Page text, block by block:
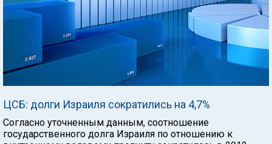
ЦСБ: долги Израиля сократились на 4,7%
Согласно уточненным данным, соотношение
государственного долга Израиля по отношению к